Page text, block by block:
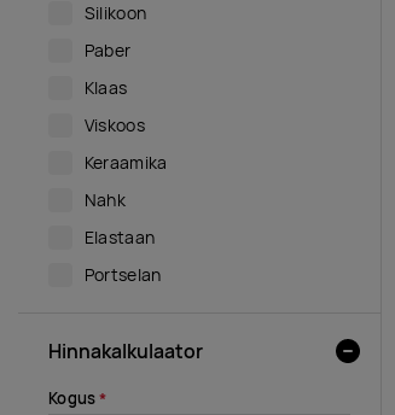
Silikoon
Paber
Klaas
Viskoos
Keraamika
Nahk
Elastaan
Portselan
Hinnakalkulaator
Kogus